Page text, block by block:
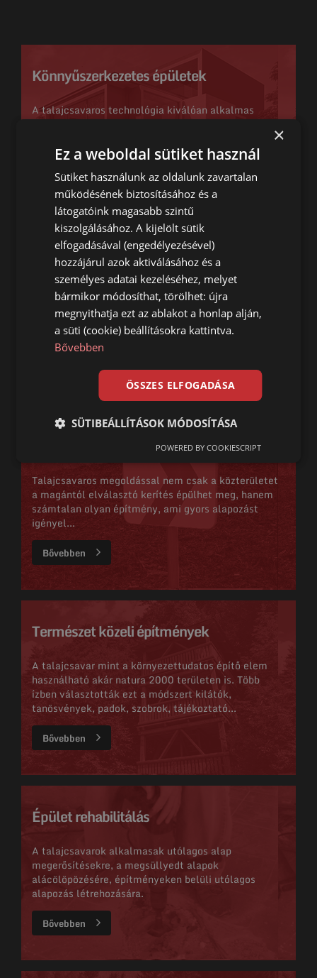
Könnyűszerkezetes épületek
A talajcsavaros technológia kiválóan alkalmas
ideiglenes vagy végleges lakó, raktár, iroda és
alapozására...
Bővebben
Kerti építmények
Talajcsavarokkal kertben, ház körül, gazdaságban,
számtalan építményt, szerkezetet, berendezést,
lehet végérvényesen vagy átmenetileg alapozni,
rögzíteni...
Közterületi építmények szerkezetek
Talajcsavaros megoldással nem csak a közterületet
a magántól elválasztó kerítés épülhet meg, hanem
számtalan olyan építmény, ami gyors alapozást
igényel...
Bővebben
Természet közeli építmények
A talajcsavar mint a környezettudatos építő elem
használható akár natura 2000 területen is. Több
ízben választották ezt a módszert kilátók,
tanösvények, padok, szobrok, tájékoztató...
Bővebben
Épület rehabilitálás
A talajcsavarok alkalmasak utólagos alap
megerősítésekre, a megsüllyedt alapok
alácölöpözésére, építményeken belüli utólagos
alapozás létrehozására.
Bővebben
×
Ez a weboldal sütiket használ
Sütiket használunk az oldalunk zavartalan
működésének biztosításához és a
látogatóink magasabb szintű
kiszolgálásához. A kijelölt sütik
elfogadásával (engedélyezésével)
hozzájárul azok aktiválásához és a
személyes adatai kezeléséhez, melyet
bármikor módosíthat, törölhet: újra
megnyithatja ezt az ablakot a honlap alján,
a süti (cookie) beállításokra kattintva.
Bővebben
ÖSSZES ELFOGADÁSA
SÜTIBEÁLLÍTÁSOK MÓDOSÍTÁSA
POWERED BY COOKIESCRIPT